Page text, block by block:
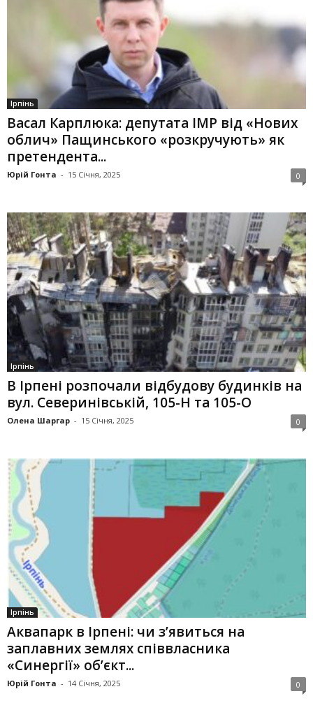
Ірпінь
Васал Карплюка: депутата ІМР від «Нових
облич» Пащинського «розкручують» як
претендента...
Юрій Гонта - 15 Січня, 2025 0
Ірпінь
В Ірпені розпочали відбудову будинків на
вул. Северинівській, 105-Н та 105-О
Олена Шаргар - 15 Січня, 2025 0
Ірпінь
Аквапарк в Ірпені: чи з’явиться на
заплавних землях співвласника
«Синергії» об’єкт...
Юрій Гонта - 14 Січня, 2025 0